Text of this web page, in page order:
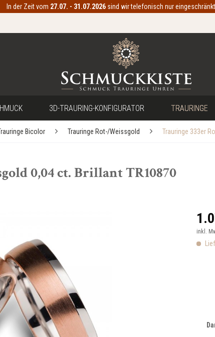
In der Zeit vom 27.07. - 31.07.2026 sind wir telefonisch nur
3D-TRAURING-KONFIGURATOR TRAURINGE
Bicolor Trauringe Rot-/Weissgold Trauringe 333er
0,04 ct. Brillant TR10870
inkl.